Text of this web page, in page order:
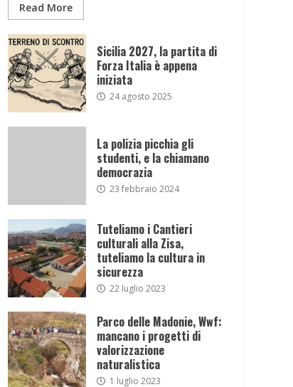
Read More
Sicilia 2027, la partita di
Forza Italia è appena
iniziata
24 agosto 2025
La polizia picchia gli
studenti, e la chiamano
democrazia
23 febbraio 2024
Tuteliamo i Cantieri
culturali alla Zisa,
tuteliamo la cultura in
sicurezza
22 luglio 2023
Parco delle Madonie, Wwf:
mancano i progetti di
valorizzazione
naturalistica
1 luglio 2023